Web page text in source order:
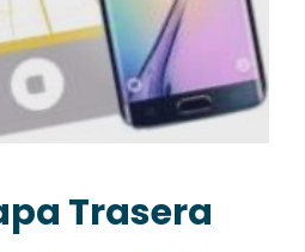
Trasera